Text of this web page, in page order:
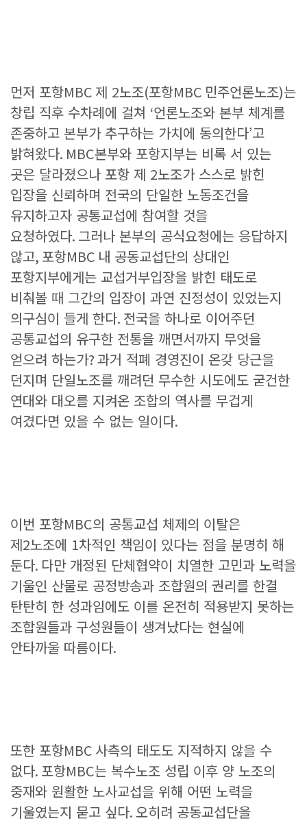
먼저 포항MBC 제 2노조(포항MBC 민주언론노조)는
창립 직후 수차례에 걸쳐 ‘언론노조와 본부 체계를
존중하고 본부가 추구하는 가치에 동의한다’고
밝혀왔다. MBC본부와 포항지부는 비록 서 있는
곳은 달라졌으나 포항 제 2노조가 스스로 밝힌
입장을 신뢰하며 전국의 단일한 노동조건을
유지하고자 공통교섭에 참여할 것을
요청하였다. 그러나 본부의 공식요청에는 응답하지
않고, 포항MBC 내 공동교섭단의 상대인
포항지부에게는 교섭거부입장을 밝힌 태도로
비춰볼 때 그간의 입장이 과연 진정성이 있었는지
의구심이 들게 한다. 전국을 하나로 이어주던
공통교섭의 유구한 전통을 깨면서까지 무엇을
얻으려 하는가?과거 적폐 경영진이 온갖 당근을
던지며 단일노조를 깨려던 무수한 시도에도 굳건한
연대와 대오를 지켜온 조합의 역사를 무겁게
여겼다면 있을 수 없는 일이다.
이번 포항MBC의 공통교섭 체제의 이탈은
제2노조에 1차적인 책임이 있다는 점을 분명히 해
둔다. 다만 개정된 단체협약이 치열한 고민과 노력을
기울인 산물로 공정방송과 조합원의 권리를 한결
탄탄히 한 성과임에도 이를 온전히 적용받지 못하는
조합원들과 구성원들이 생겨났다는 현실에
안타까울 따름이다.
또한 포항MBC 사측의 태도도 지적하지 않을 수
없다. 포항MBC는 복수노조 성립 이후 양 노조의
중재와 원활한 노사교섭을 위해 어떤 노력을
기울였는지 묻고 싶다.오히려 공동교섭단을